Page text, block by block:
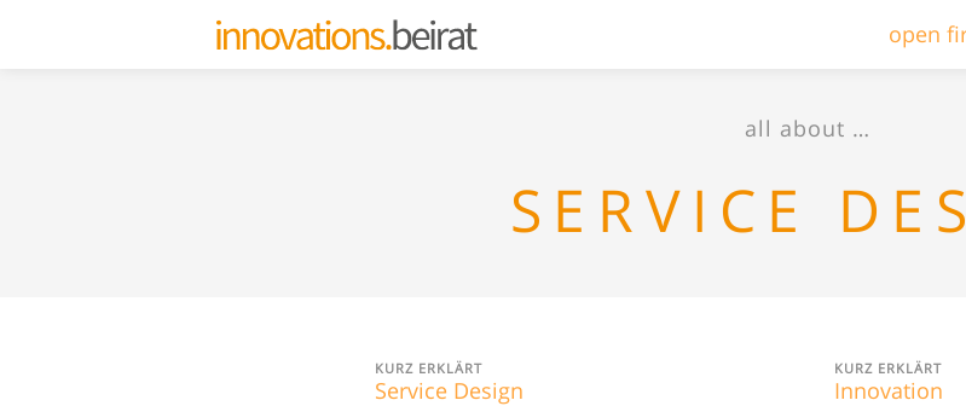
open
all about …
SERVICE
KURZ ERKLÄRT
Service Design
KURZ ERKLÄRT
Innovation